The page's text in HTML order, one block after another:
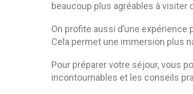
beaucoup plus agréables à visiter
On profite aussi d’une
Cela permet une immersion plus
Pour préparer votre séjour, vous
incontournables et les conseils